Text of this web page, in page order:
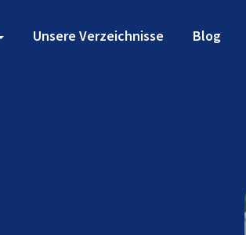
Unsere Verzeichnisse Blog